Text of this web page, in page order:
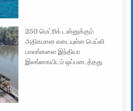
250 மெட்ரிக் டன்னுக்கும்
அதிகமான எடையுள்ள பெய்லி
பாலங்களை இந்தியா
இலங்கையிடம் ஒப்படைத்தது